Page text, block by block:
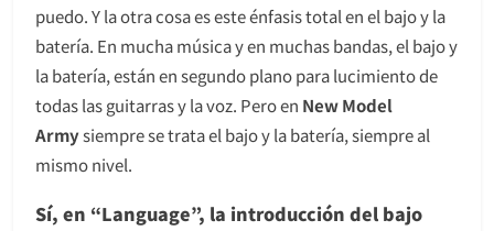
puedo. Y la otra cosa es este énfasis total en el bajo y la
batería. En mucha música y en muchas bandas, el bajo y
la batería, están en segundo plano para lucimiento de
todas las guitarras y la voz. Pero en New Model
Armysiempre se trata el bajo y la batería, siempre al
mismo nivel.
Sí, en “Language”, la introducción del bajo